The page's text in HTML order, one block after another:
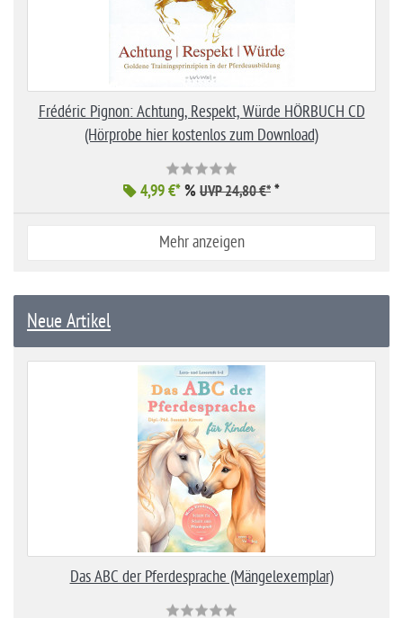
Frédéric Pignon: Achtung, Respekt, Würde HÖRBUCH CD
(Hörprobe hier kostenlos zum Download)
4,99 €*% UVP 24,80 €* *
Mehr anzeigen
Neue Artikel
Das ABC der Pferdesprache (Mängelexemplar)